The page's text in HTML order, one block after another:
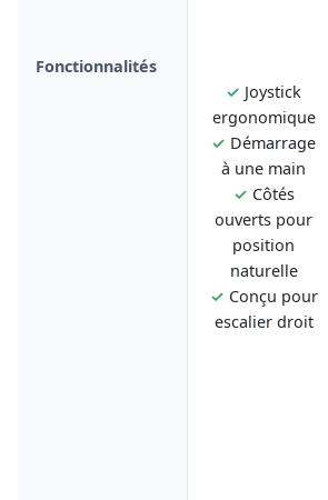
Fonctionnalités
✓ Joystick
ergonomique
✓ Démarrage
à une main
✓ Côtés
ouverts pour
position
naturelle
✓ Conçu pour
escalier droit